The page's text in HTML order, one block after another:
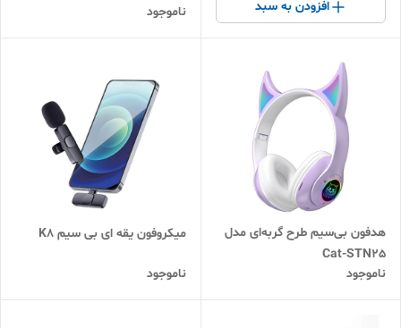
افزودن به سبد ناموجود
هدفون بی‌سیم طرح گربه‌ای مدل
Cat-STN25
ناموجود
میکروفون یقه ای بی سیم K8
ناموجود